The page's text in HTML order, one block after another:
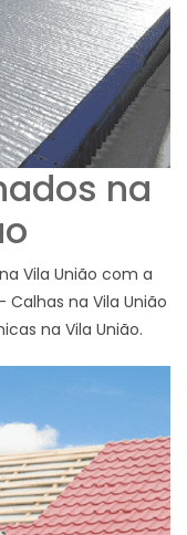
na
Vila União com a
na Vila União
na Vila União.